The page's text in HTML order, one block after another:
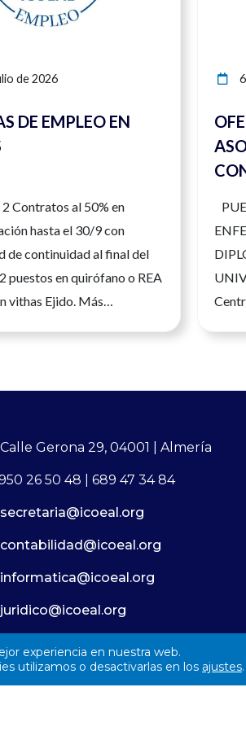
de 2026
DE EMPLEO EN
2 Contratos al 50% en
hasta el 30/9 con
de continuidad al final del
puestos en quirófano o REA
vithas Ejido. Más
Calle Gerona 29, 04001 | Almería
26 50 48 | 689 47 34 84
secretaria@icoeal.org
contabilidad@icoeal.org
informatica@icoeal.org
juridico@icoeal.org
© 2026 Colegío Oficial de
experiencia en nuestra web.
utilizamos o desactivarlas en los ajustes.